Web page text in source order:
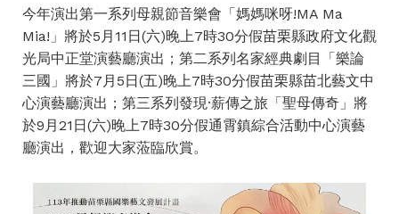
今年演出第一系列母親節音樂會「媽媽咪呀!MA Ma
Mia!」將於5月11日(六)晚上7時30分假苗栗縣政府文化觀
光局中正堂演藝廳演出；第二系列名家經典劇目「樂論
三國」將於7月5日(五)晚上7時30分假苗栗縣苗北藝文中
心演藝廳演出；第三系列發現·薪傳之旅「聖母傳奇」將
於9月21日(六)晚上7時30分假通霄鎮綜合活動中心演藝
廳演出，歡迎大家蒞臨欣賞。